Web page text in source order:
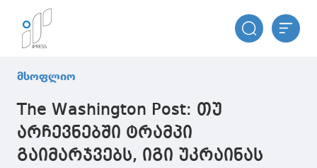
მსოფლიო
The Washington Post: თუ
არჩევნებში ტრამპი
გაიმარჯვებს, იგი უკრაინას